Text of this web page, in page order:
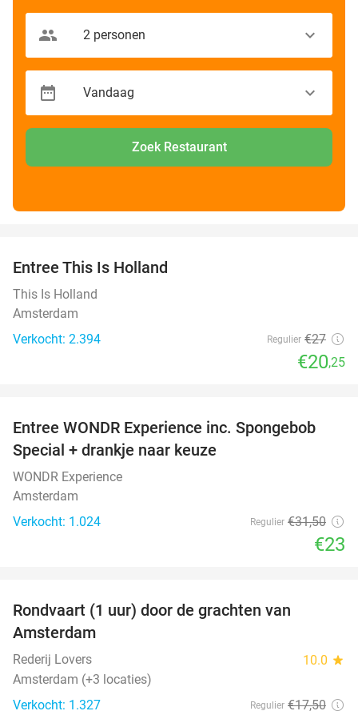
Zoek Restaurant
Entree This Is Holland
This Is Holland
Amsterdam
Verkocht: 2.394
Regulier €27
€20,25
27%
Entree WONDR Experience inc. Spongebob
Special + drankje naar keuze
WONDR Experience
Amsterdam
Verkocht: 1.024
Regulier €31,50
€23
Rondvaart (1 uur) door de grachten van
Amsterdam
Rederij Lovers 10.0 star
Amsterdam (+3 locaties)
Verkocht: 1.327
Regulier €17,50